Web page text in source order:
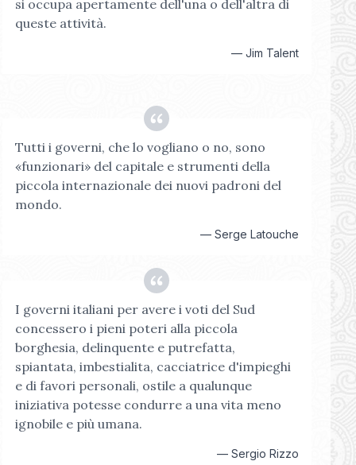
si occupa apertamente dell'una o dell'altra di
queste attività.
— Jim Talent
Tutti i governi, che lo vogliano o no, sono
«funzionari» del capitale e strumenti della
piccola internazionale dei nuovi padroni del
mondo.
— Serge Latouche
I governi italiani per avere i voti del Sud
concessero i pieni poteri alla piccola
borghesia, delinquente e putrefatta,
spiantata, imbestialita, cacciatrice d'impieghi
e di favori personali, ostile a qualunque
iniziativa potesse condurre a una vita meno
ignobile e più umana.
— Sergio Rizzo